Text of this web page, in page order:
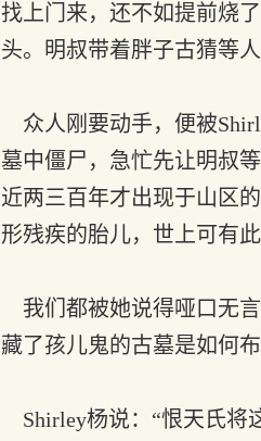
找上门来，还不如提前烧
头。明叔带着胖子古猜等
众人刚要动手，便被
墓中僵尸，急忙先让明叔
近两三百年才出现于山区
形残疾的胎儿，世上可有
我们都被她说得哑口无
藏了孩儿鬼的古墓是如何布
Shirley杨说：“恨天氏将